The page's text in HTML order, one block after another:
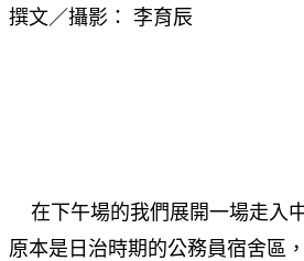
撰文／攝影： 李育辰
在下午場的我們展開一場走入
原本是日治時期的公務員宿舍區